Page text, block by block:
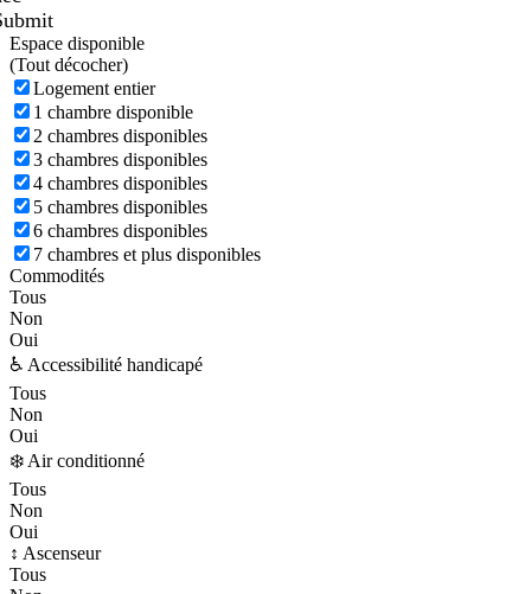
Espace disponible
(Tout décocher)
Logement entier
1 chambre disponible
2 chambres disponibles
3 chambres disponibles
4 chambres disponibles
5 chambres disponibles
6 chambres disponibles
7 chambres et plus disponibles
Commodités
Tous
Non
Oui
♿ Accessibilité handicapé
Tous
Non
Oui
❄️ Air conditionné
Tous
Non
Oui
↕️ Ascenseur
Tous